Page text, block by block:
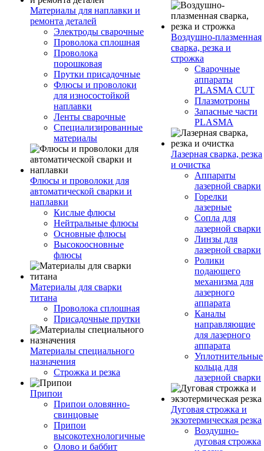
Материалы для наплавки и
ремонта деталей
Электроды сварочные
Проволока сплошная
Проволока
порошковая
Прутки присадочные
Флюсы и проволоки
для износостойкой
наплавки
Ленты сварочные
Специализированные
материалы
Флюсы и проволоки для
автоматической сварки и
наплавки
Кислые флюсы
Нейтральные флюсы
Основные флюсы
Высокоосновные
флюсы
Материалы для сварки
титана
Проволока сплошная
Присадочные прутки
Материалы специального
назначения
Строжка и резка
Припои
Припои оловянно-
свинцовые
Припои
высокотехнологичные
Олово и баббит
Воздушно-плазменная
сварка, резка и
строжка
Сварочные
аппараты
PLASMA CUT
Плазмотроны
Запасные части
PLASMA
Лазерная сварка, резка
и очистка
Аппараты
лазерной сварки
Горелки
лазерные
Сопла для
лазерной сварки
Линзы для
лазерной сварки
Ролики
подающего
механизма для
лазерного
аппарата
Каналы
направляющие
для лазерного
аппарата
Уплотнительные
кольца для
лазерной сварки
Дуговая строжка и
экзотермическая резка
Воздушно-
дуговая строжка